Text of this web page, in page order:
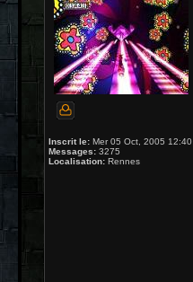
Inscrit le: Mer 05 Oct, 2005 12:40
Messages: 3275
Localisation: Rennes